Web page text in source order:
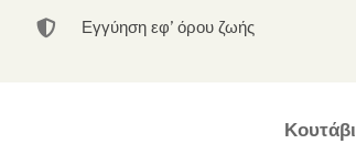
 Εγγύηση εφ’ όρου ζωής
Κουτάβι